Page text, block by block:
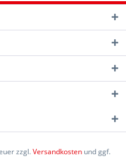
zzgl.Versandkosten und ggf.